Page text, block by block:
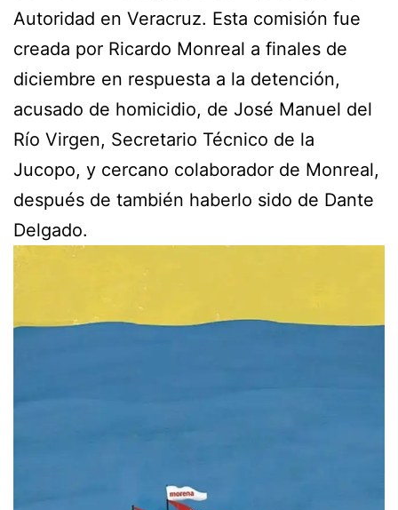
Autoridad en Veracruz. Esta comisión fue
creada por Ricardo Monreal a finales de
diciembre en respuesta a la detención,
acusado de homicidio, de José Manuel del
Río Virgen, Secretario Técnico de la
Jucopo, y cercano colaborador de Monreal,
después de también haberlo sido de Dante
Delgado.